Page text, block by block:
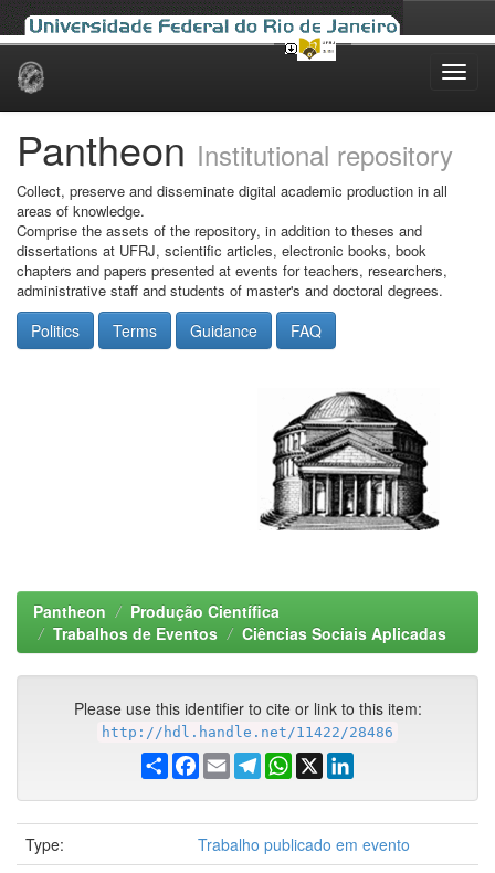
Skip
Pantheon Institutional repository
Collect, preserve and disseminate digital academic production in all
areas of knowledge.
Comprise the assets of the repository, in addition to theses and
dissertations at UFRJ, scientific articles, electronic books, book
chapters and papers presented at events for teachers, researchers,
administrative staff and students of master's and doctoral degrees.
Politics Terms Guidance FAQ
Pantheon
Produção Científica
Trabalhos de Eventos
Ciências Sociais Aplicadas
Please use this identifier to cite or link to this item:
http://hdl.handle.net/11422/28486
ShareFacebook
EmailTelegramWhatsApp
X
Type:
Trabalho publicado em evento